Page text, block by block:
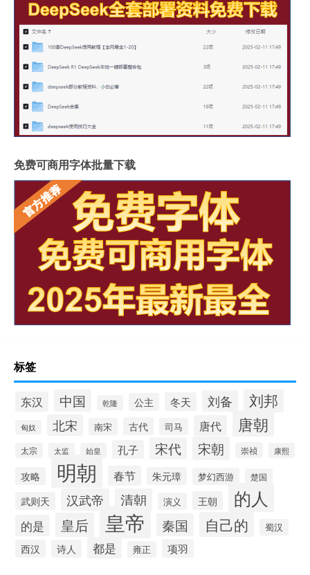
免费可商用字体批量下载
标签
东汉 中国 乾隆 公主 冬天 刘备 刘邦
匈奴 北宋 南宋 古代 司马 唐代 唐朝
太宗 太监 始皇 孔子 宋代 宋朝 崇祯 康熙
攻略 明朝 春节 朱元璋 梦幻西游 楚国
武则天 汉武帝 清朝 演义 王朝 的人
的是 皇后 皇帝 秦国 自己的 蜀汉
西汉 诗人 都是 雍正 项羽